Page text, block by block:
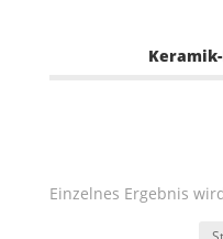
Einzelnes Ergebnis